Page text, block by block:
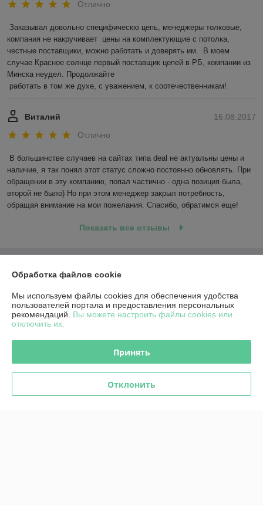
Отлично
Заказывал довольно специфическю цепь, менеджеры толковые,
компания не накручивает  цены на комплектующие с потолка,
честные поставщики, можно работать и доверять им.  В моем
случае Красное солнце первый поставщик цепей в РБ, компании из
Минска неудел. Продолжайте
работать в том же духе, с уважением, к соотечественникам!
16.08.2017
Виталий
Отлично
В большинстве случаев на сайтах типа deal не актуальны цены и
наличие, я так понял этот статус сложно постоянно обновлять. При
обращении в эту компанию, попал частично - одна позиция была,
второй не было) Но при этом менеджер закрыл потребность,
обращая внимание на мои пожелания. Спасибо, обратимся еще!
Показать все отзывы
Контакты
Доставка и оплата
Обработка файлов cookie
Мы используем файлы cookies для обеспечения удобства
пользователей портала и предоставления персональных
рекомендаций. Вы можете настроить файлы cookies или
отключить их.
Принять
Отклонить